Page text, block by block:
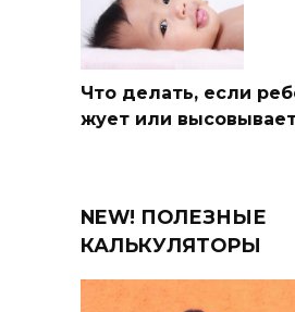
Что делать, если
жует или
NEW! ПОЛЕЗНЫЕ
КАЛЬКУЛЯТОРЫ